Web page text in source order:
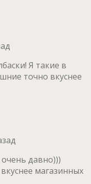
Я такие в
точно вкуснее
давно)))
магазинных